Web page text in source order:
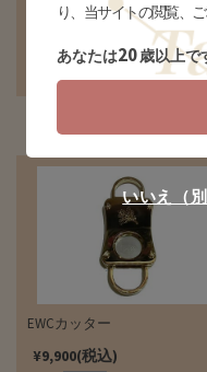
個
EWCカッター
¥9,900(税込)
り、当サイトの閲覧、
あなたは20歳以上で
いいえ（